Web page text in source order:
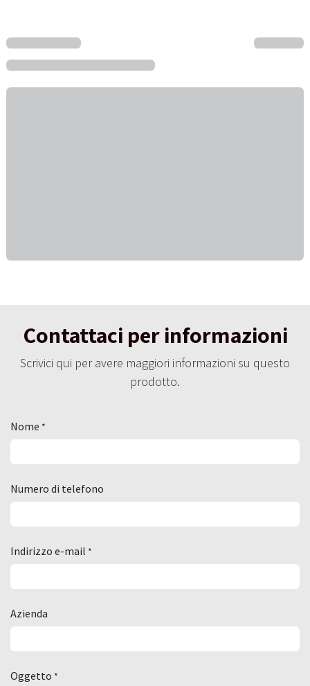
Contattaci per informazioni
Scrivici qui per avere maggiori informazioni su questo
prodotto.
Nome *
Numero di telefono
Indirizzo e-mail *
Azienda
Oggetto *